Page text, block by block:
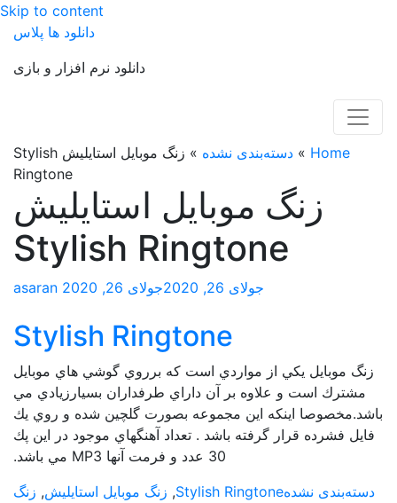
Skip to content
دانلود ها پلاس
دانلود نرم افزار و بازی
Home
» دسته‌بندی نشده »
زنگ موبايل استايليش Stylish
Ringtone
زنگ موبايل استايليش
Stylish Ringtone
جولای 26, 2020 جولای 26, 2020 asaran
Stylish Ringtone
زنگ موبايل يكي از مواردي است كه برروي گوشي هاي موبايل
مشترك است و علاوه بر آن داراي طرفداران بسيارزيادي مي
باشد.مخصوصا اينكه اين مجموعه بصورت گلچين شده و روي يك
فايل فشرده قرار گرفته باشد . تعداد آهنگهاي موجود در اين پك
30 عدد و فرمت آنها MP3 مي باشد.
دسته‌بندی نشدهStylish Ringtone
, زنگ موبايل استايليش, زنگ